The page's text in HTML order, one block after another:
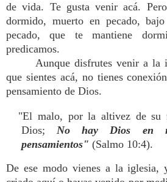
de vida. Te gusta venir acá.
dormido, muerto en pecado,
pecado, que te mantiene
predicamos.
Aunque disfrutes venir a la
que sientes acá, no tienes
pensamiento de Dios.
"El malo, por la altivez de su
Dios;No hay Dios en
pensamientos" (Salmo 10:4).
De ese modo vienes a la iglesia,